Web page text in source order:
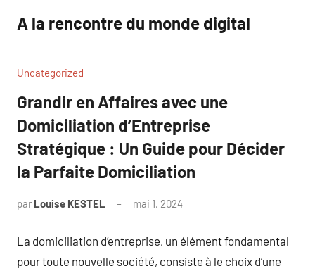
contenu
A la rencontre du monde digital
Uncategorized
Grandir en Affaires avec une
Domiciliation d’Entreprise
Stratégique : Un Guide pour Décider
la Parfaite Domiciliation
par Louise KESTEL mai 1, 2024
La domiciliation d’entreprise, un élément fondamental
pour toute nouvelle société, consiste à le choix d’une